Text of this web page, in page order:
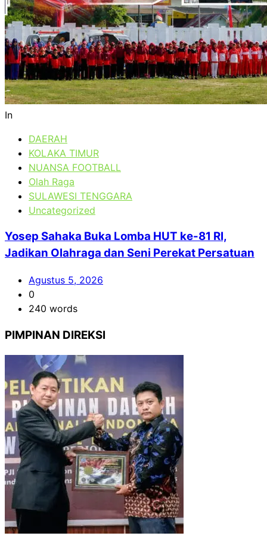
In
DAERAH
KOLAKA TIMUR
NUANSA FOOTBALL
Olah Raga
SULAWESI TENGGARA
Uncategorized
Yosep Sahaka Buka Lomba HUT ke-81 RI,
Jadikan Olahraga dan Seni Perekat Persatuan
Agustus 5, 2026
0
240 words
PIMPINAN DIREKSI